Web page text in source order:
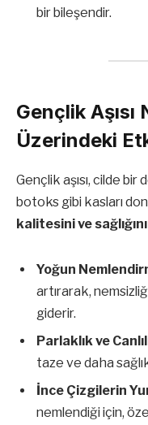
bir bileşendir.
Gençlik
Üzerindeki
Gençlik aşısı, cilde
botoks gibi kasları
kalitesini ve sağlığını
Yoğun
artırarak,
giderir.
Parlaklık ve
taze ve daha
İnce Çizgilerin
nemlendiği için,